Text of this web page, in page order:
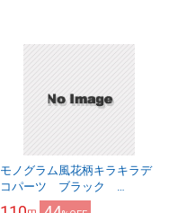
モノグラム風花柄キラキラデ
コパーツ ブラック
PA10074